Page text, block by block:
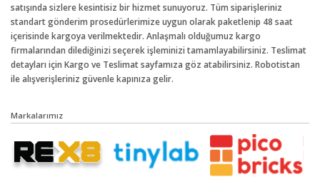
satışında sizlere kesintisiz bir hizmet sunuyoruz. Tüm siparişleriniz
standart gönderim prosedürlerimize uygun olarak paketlenip 48 saat
içerisinde kargoya verilmektedir. Anlaşmalı olduğumuz kargo
firmalarından dilediğinizi seçerek işleminizi tamamlayabilirsiniz. Teslimat
detayları için Kargo ve Teslimat sayfamıza göz atabilirsiniz. Robotistan
ile alışverişleriniz güvenle kapınıza gelir.
Markalarımız